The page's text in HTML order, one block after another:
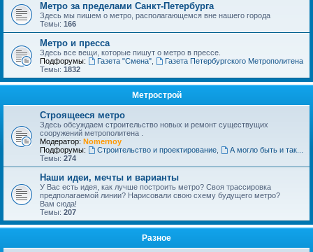
Метро за пределами Санкт-Петербурга
Здесь мы пишем о метро, располагающемся вне нашего города
Темы: 166
Метро и пресса
Здесь все вещи, которые пишут о метро в прессе.
Подфорумы:
Газета "Смена",
Газета Петербургского Метрополитена
Темы: 1832
Метрострой
Строящееся метро
Здесь обсуждаем строительство новых и ремонт существущих
сооружений метрополитена .
Модератор: Nomernoy
Подфорумы:
Строительство и проектирование,
А могло быть и так...
Темы: 274
Наши идеи, мечты и варианты
У Вас есть идея, как лучше построить метро? Своя трассировка
предполагаемой линии? Нарисовали свою схему будущего метро?
Вам сюда!
Темы: 207
Разное